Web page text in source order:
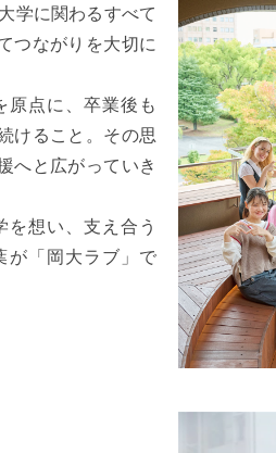
学に関わるすべて
つながりを大切に
点に、卒業後も
けること。その思
へと広がっていき
想い、支え合う
「岡大ラブ」で